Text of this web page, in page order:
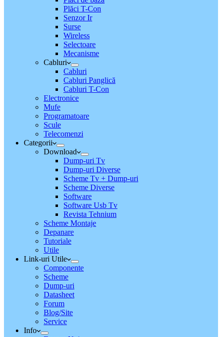
Plăci T-Con
Senzor Ir
Surse
Wireless
Selectoare
Mecanisme
Cabluri
Cabluri
Cabluri Panglică
Cabluri T-Con
Electronice
Mufe
Programatoare
Scule
Telecomenzi
Categorii
Download
Dump-uri Tv
Dump-uri Diverse
Scheme Tv + Dump-uri
Scheme Diverse
Software
Software Usb Tv
Revista Tehnium
Scheme Montaje
Depanare
Tutoriale
Utile
Link-uri Utile
Componente
Scheme
Dump-uri
Datasheet
Forum
Blog/Site
Service
Info